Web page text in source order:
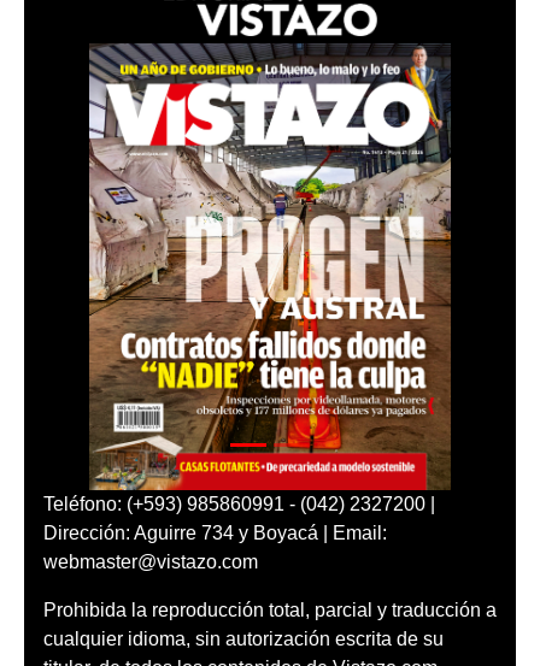
Teléfono: (+593) 985860991 - (042) 2327200 |
Dirección: Aguirre 734 y Boyacá | Email:
webmaster@vistazo.com
Prohibida la reproducción total, parcial y traducción a
cualquier idioma, sin autorización escrita de su